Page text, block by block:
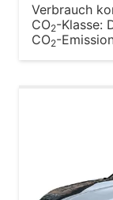
Verbrauch
CO2-Klasse:
CO2-